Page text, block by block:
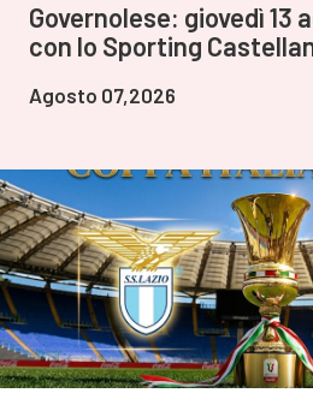
Governolese: giovedì 13
con lo Sporting
Agosto 07,2026